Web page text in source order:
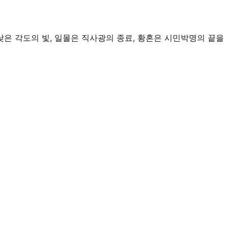
각도의 빛, 일몰은 직사광의 종료, 황혼은 시민박명의 끝을